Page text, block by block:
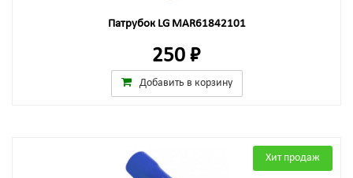
Патрубок LG MAR61842101
250 ₽
Добавить в корзину
Хит продаж